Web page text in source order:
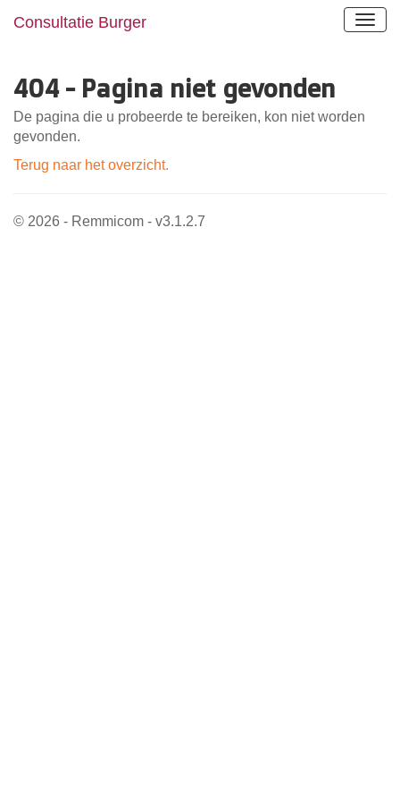
Consultatie Burger
404 - Pagina niet gevonden
De pagina die u probeerde te bereiken, kon niet worden
gevonden.
Terug naar het overzicht.
© 2026 - Remmicom - v3.1.2.7